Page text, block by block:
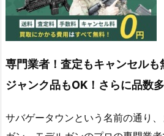
専門業者！査定もキャンセルも
ジャンク品もOK！さらに品数
サバゲータウンという名前の通り